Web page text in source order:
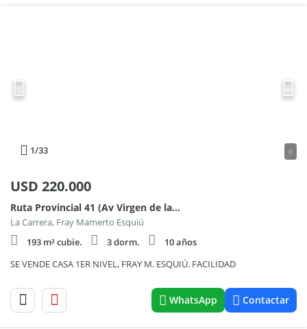
1/33 0
USD 220.000
Ruta Provincial 41 (Av Virgen de las Mercedes) 100
La Carrera, Fray Mamerto Esquiú
193 m² cubie.
3 dorm.
10 años
SE VENDE CASA 1ER NIVEL, FRAY M. ESQUIÚ. FACILIDAD
WhatsApp Contactar